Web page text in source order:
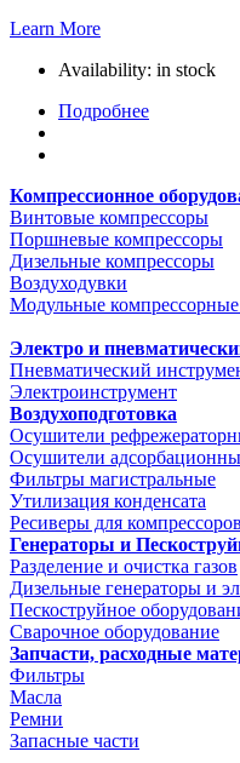
Learn More
Availability: in stock
Подробнее
Компрессионное
Винтовые компрессоры
Поршневые компрессоры
Дизельные компрессоры
Воздуходувки
Модульные
Электро и
Пневматический
Электроинструмент
Воздухоподготовка
Осушители
Осушители
Фильтры магистральные
Утилизация конденсата
Ресиверы для компрессоров
Генераторы и
Разделение и очистка газов
Дизельные генераторы и
Пескоструйное
Сварочное оборудование
Запчасти, расходные
Фильтры
Масла
Ремни
Запасные части